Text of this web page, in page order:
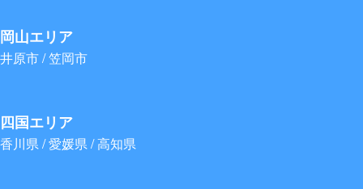
岡山エリア
井原市 / 笠岡市
四国エリア
香川県 / 愛媛県 / 高知県